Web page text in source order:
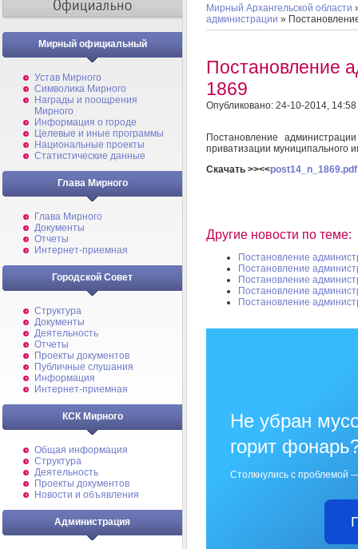
Мирный официальный
Устав Мирного
Символика Мирного
Награды и поощрения
Мирного
Информация о городе
Целевые и иные программы
Национальные проекты
Статистические данные
Глава Мирного
Глава Мирного
Документы
Отчеты
Интернет-приемная
Городской Совет
Структура
Документы
Деятельность
Отчеты
Проекты документов
Публичные слушания
Информация
Интернет-приемная
КСК Мирного
Общая информация
Структура
Деятельность
Проекты документов
Новости и объявления
Администрация
Мирный Архангельской области
администрации »
Постановление
1869
Опубликовано: 24-10-2014, 14:58
Постановление
приватизации муниципального
Скачать >><<post14_n_1869.pdf
Другие новости по теме:
Постановление
Постановление
Постановление
Постановление
Постановление
Не убран
горит
Столкнулись с проблемой